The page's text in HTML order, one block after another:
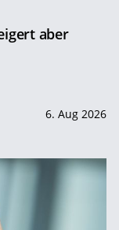
aber
6. Aug 2026